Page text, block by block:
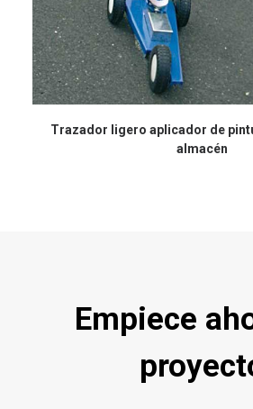
Trazador ligero aplicador de
almacén
Empiece